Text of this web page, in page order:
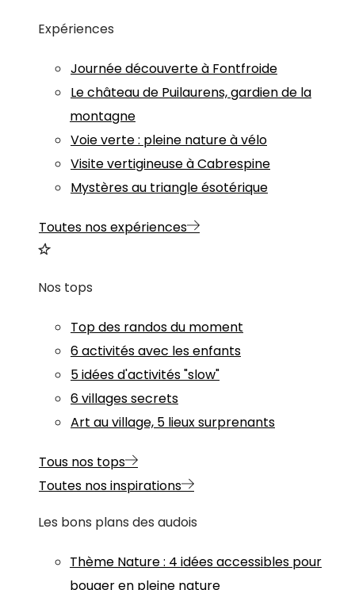
Expériences
Journée découverte à Fontfroide
Le château de Puilaurens, gardien de la
montagne
Voie verte : pleine nature à vélo
Visite vertigineuse à Cabrespine
Mystères au triangle ésotérique
Toutes nos expériences
Nos tops
Top des randos du moment
6 activités avec les enfants
5 idées d'activités "slow"
6 villages secrets
Art au village, 5 lieux surprenants
Tous nos tops
Toutes nos inspirations
Les bons plans des audois
Thème Nature: 4 idées accessibles pour
bouger en pleine nature